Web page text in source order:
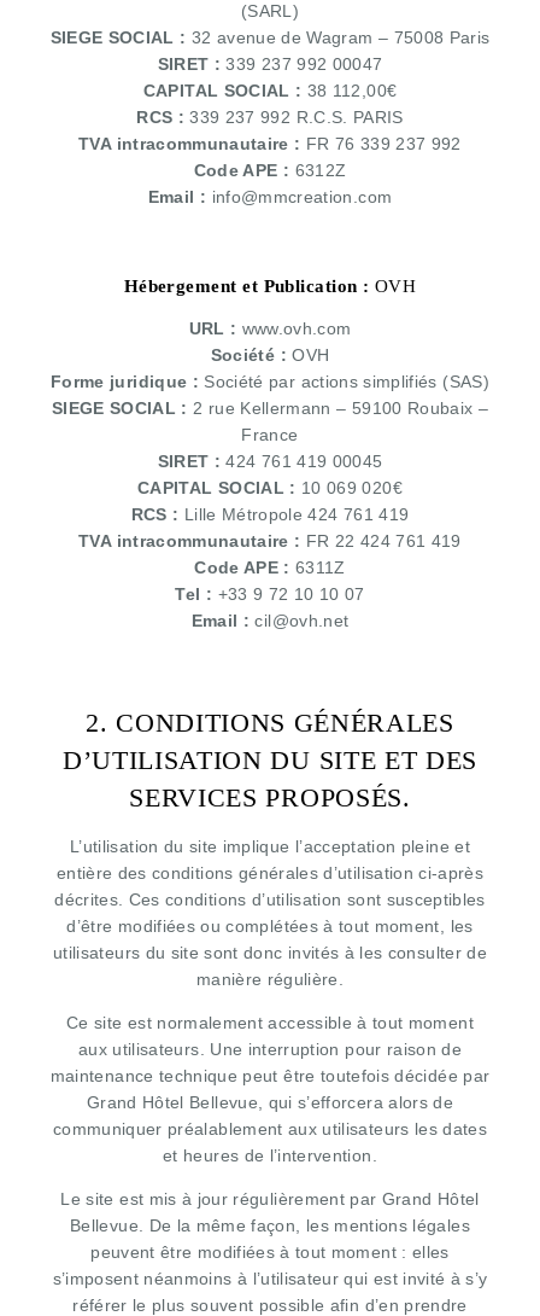
(SARL)
SIEGE SOCIAL : 32 avenue de Wagram – 75008 Paris
SIRET :339 237 992 00047
CAPITAL SOCIAL : 38 112,00€
RCS :339 237 992 R.C.S. PARIS
TVA intracommunautaire : FR 76 339 237 992
Code APE : 6312Z
Email : info@mmcreation.com
Hébergement et Publication : OVH
URL : www.ovh.com
Société : OVH
Forme juridique : Société par actions simplifiés (SAS)
SIEGE SOCIAL : 2 rue Kellermann – 59100 Roubaix –
France
SIRET : 424 761 419 00045
CAPITAL SOCIAL : 10 069 020€
RCS : Lille Métropole 424 761 419
TVA intracommunautaire : FR 22 424 761 419
Code APE : 6311Z
Tel : +33 9 72 10 10 07
Email :cil@ovh.net
2. CONDITIONS GÉNÉRALES
D’UTILISATION DU SITE ET DES
SERVICES PROPOSÉS.
L’utilisation du site implique l’acceptation pleine et
entière des conditions générales d’utilisation ci-après
décrites. Ces conditions d’utilisation sont susceptibles
d’être modifiées ou complétées à tout moment, les
utilisateurs du site sont donc invités à les consulter de
manière régulière.
Ce site est normalement accessible à tout moment
aux utilisateurs. Une interruption pour raison de
maintenance technique peut être toutefois décidée par
Grand Hôtel Bellevue, qui s’efforcera alors de
communiquer préalablement aux utilisateurs les dates
et heures de l’intervention.
Le site est mis à jour régulièrement par Grand Hôtel
Bellevue. De la même façon, les mentions légales
peuvent être modifiées à tout moment : elles
s’imposent néanmoins à l’utilisateur qui est invité à s’y
référer le plus souvent possible afin d’en prendre